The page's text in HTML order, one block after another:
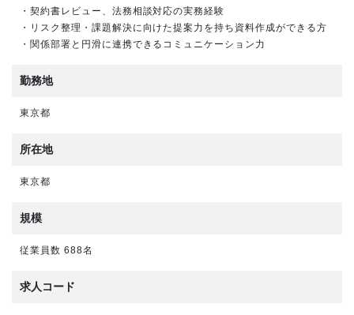
・契約書レビュー、法務相談対応の実務経験
・リスク整理・課題解決に向けた提案力を持ち資料作成ができる方
・関係部署と円滑に連携できるコミュニケーション力
勤務地
東京都
所在地
東京都
規模
従業員数 688名
求人コード